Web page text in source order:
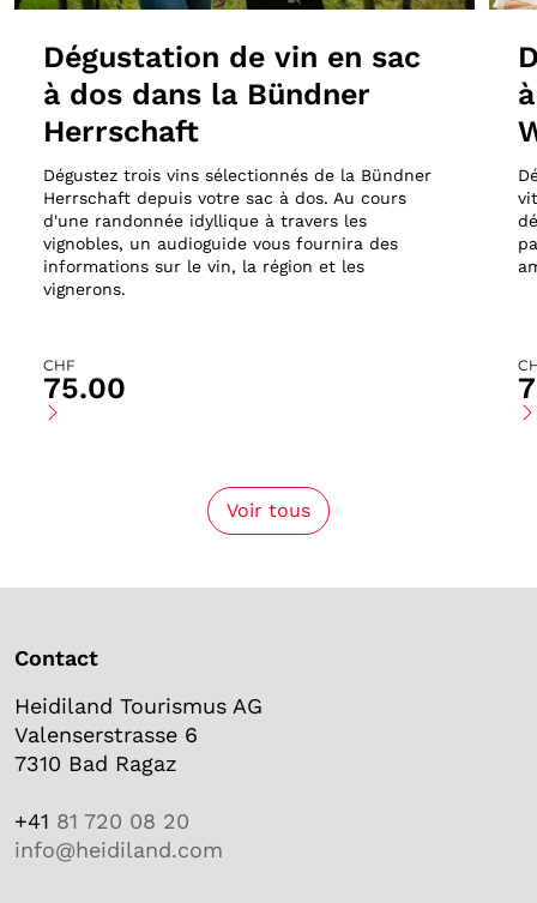
Voir tous
Dégustation de vin en sac
à dos dans la Bündner
Herrschaft
Dégustez trois vins sélectionnés de la Bündner
Herrschaft depuis votre sac à dos. Au cours
d'une randonnée idyllique à travers les
vignobles, un audioguide vous fournira des
informations sur le vin, la région et les
vignerons.
CHF
75.00
Contact
Heidiland Tourismus AG
Valenserstrasse 6
7310 Bad Ragaz
+41 81 720 08 20
info@heidiland.com